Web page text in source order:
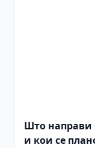
Што направи
и кои се